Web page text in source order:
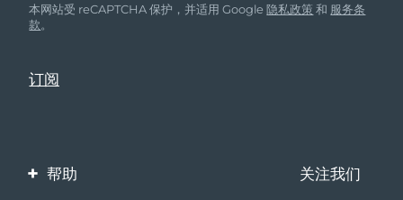
本网站受 reCAPTCHA 保护，并适用 Google隐私政策 和 服务条
款。
帮助 关注我们